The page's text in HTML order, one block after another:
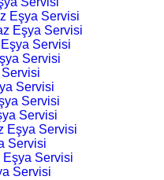
Eşya Servisi
Eşya Servisi
Servisi
Servisi
Servisi
Servisi
Servisi
Eşya Servisi
Servisi
Servisi
Servisi